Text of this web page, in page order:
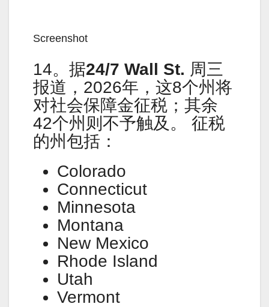
Screenshot
14。据24/7 Wall St. 周三
报道，2026年，这8个州将
对社会保障金征税；其余
42个州则不予触及。 征税
的州包括：
Colorado
Connecticut
Minnesota
Montana
New Mexico
Rhode Island
Utah
Vermont